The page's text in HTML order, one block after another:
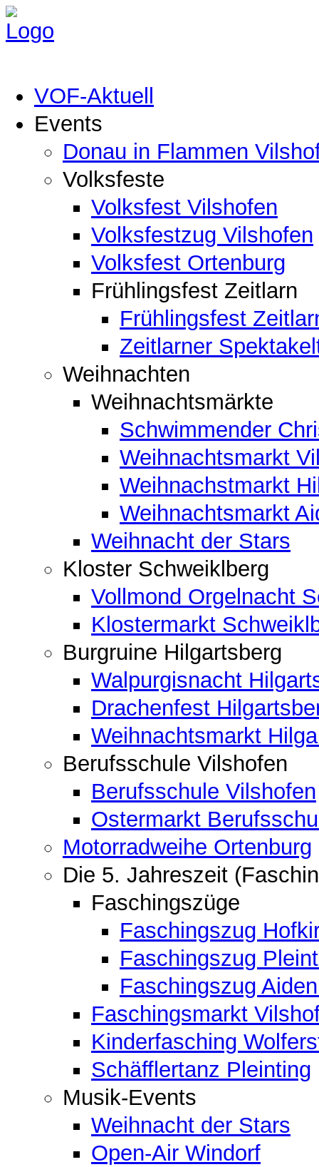
VOF-Aktuell
Events
Donau in Flammen
Volksfeste
Volksfest Vilshofen
Volksfestzug Vilshofen
Volksfest Ortenburg
Frühlingsfest Zeitlarn
Frühlingsfest
Zeitlarner
Weihnachten
Weihnachtsmärkte
Schwimmender
Weihnachtsmarkt
Weihnachstmarkt
Weihnachtsmarkt
Weihnacht der Stars
Kloster Schweiklberg
Vollmond Orgelnacht
Klostermarkt
Burgruine Hilgartsberg
Walpurgisnacht
Drachenfest
Weihnachtsmarkt
Berufsschule Vilshofen
Berufsschule Vilshofen
Ostermarkt
Motorradweihe Ortenburg
Die 5. Jahreszeit
Faschingszüge
Faschingszug
Faschingszug
Faschingszug
Faschingsmarkt
Kinderfasching
Schäfflertanz Pleinting
Musik-Events
Weihnacht der Stars
Open-Air Windorf